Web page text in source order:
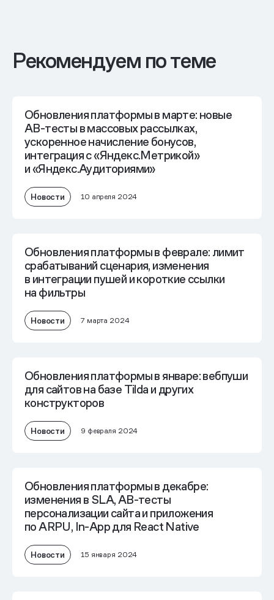
Рекомендуем по теме
Обновления платформы в марте: новые
AB-тесты в массовых рассылках,
ускоренное начисление бонусов,
интеграция с «Яндекс.Метрикой»
и «Яндекс.Аудиториями»
Новости 10 апреля 2024
Обновления платформы в феврале: лимит
срабатываний сценария, изменения
в интеграции пушей и короткие ссылки
на фильтры
Новости 7 марта 2024
Обновления платформы в январе: вебпуши
для сайтов на базе Tilda и других
конструкторов
Новости 9 февраля 2024
Обновления платформы в декабре:
изменения в SLA, AB-тесты
персонализации сайта и приложения
по ARPU, In-App для React Native
Новости 15 января 2024